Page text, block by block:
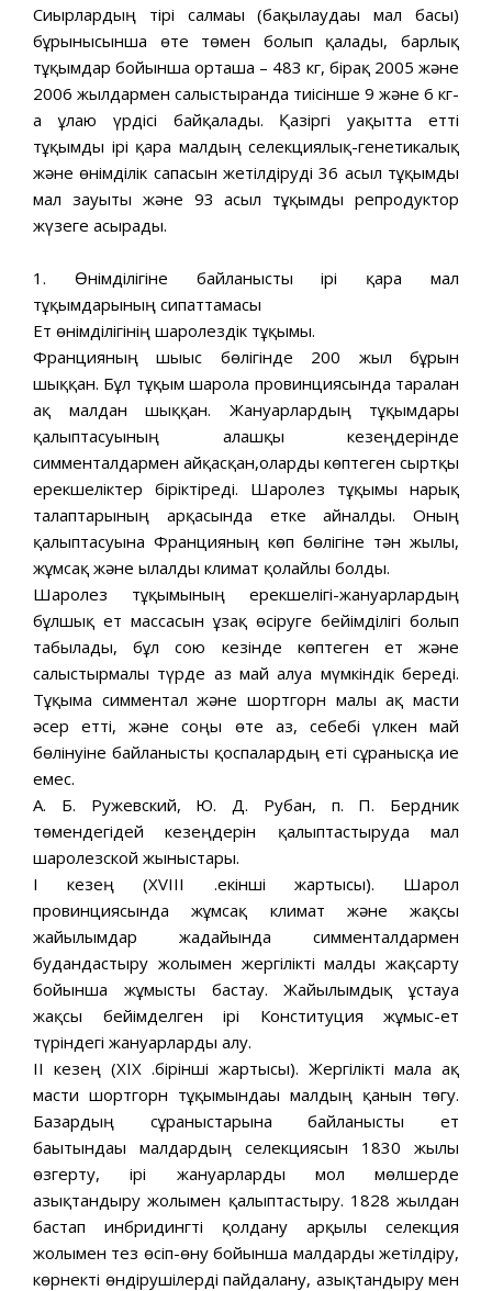
Сиырлардың тірі салмағы (бақылаудағы мал басы)
бұрынғысынша өте төмен болып қалады, барлық
тұқымдар бойынша орташа – 483 кг, бірақ 2005 және
2006 жылдармен салыстырғанда тиісінше 9 және 6 кг-
ға ұлғаю үрдісі байқалады. Қазіргі уақытта етті
тұқымды ірі қара малдың селекциялық-генетикалық
және өнімділік сапасын жетілдіруді 36 асыл тұқымды
мал зауыты және 93 асыл тұқымды репродуктор
жүзеге асырады.
1. Өнімділігіне байланысты ірі қара мал
тұқымдарының сипаттамасы
Ет өнімділігінің шаролездік тұқымы.
Францияның шығыс бөлігінде 200 жыл бұрын
шыққан. Бұл тұқым шарола провинциясында таралған
ақ малдан шыққан. Жануарлардың тұқымдары
қалыптасуының алғашқы кезеңдерінде
симменталдармен айқасқан,оларды көптеген сыртқы
ерекшеліктер біріктіреді. Шаролез тұқымы нарық
талаптарының арқасында етке айналды. Оның
қалыптасуына Францияның көп бөлігіне тән жылы,
жұмсақ және ылғалды климат қолайлы болды.
Шаролез тұқымының ерекшелігі-жануарлардың
бұлшық ет массасын ұзақ өсіруге бейімділігі болып
табылады, бұл сою кезінде көптеген ет және
салыстырмалы түрде аз май алуға мүмкіндік береді.
Тұқымға симментал және шортгорн малы ақ масти
әсер етті, және соңғы өте аз, себебі үлкен май
бөлінуіне байланысты қоспалардың еті сұранысқа ие
емес.
А. Б. Ружевский, Ю. Д. Рубан, п. П. Бердник
төмендегідей кезеңдерін қалыптастыруда мал
шаролезской жыныстары.
I кезең (XVIII ғ.екінші жартысы). Шарол
провинциясында жұмсақ климат және жақсы
жайылымдар жағдайында симменталдармен
будандастыру жолымен жергілікті малды жақсарту
бойынша жұмысты бастау. Жайылымдық ұстауға
жақсы бейімделген ірі Конституция жұмыс-ет
түріндегі жануарларды алу.
II кезең (XIX ғ.бірінші жартысы). Жергілікті малға ақ
масти шортгорн тұқымындағы малдың қанын төгу.
Базардың сұраныстарына байланысты ет
бағытындағы малдардың селекциясын 1830 жылы
өзгерту, ірі жануарларды мол мөлшерде
азықтандыру жолымен қалыптастыру. 1828 жылдан
бастап инбридингті қолдану арқылы селекция
жолымен тез өсіп-өну бойынша малдарды жетілдіру,
көрнекті өндірушілерді пайдалану, азықтандыру мен